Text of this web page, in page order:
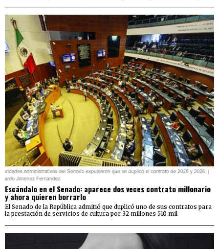
Escándalo en el Senado: aparece dos veces contrato millonario
y ahora quieren borrarlo
El Senado de la República admitió que duplicó uno de sus contratos para
la prestación de servicios de cultura por 32 millones 510 mil